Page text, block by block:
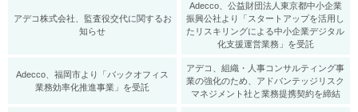
アデコ株式会社、監査役交代に関するお
知らせ
Adecco、公益財団法人東京都中小企業
振興公社より「スタートアップを活用し
たリスキリングによる中小企業デジタル
化支援運営業務」を受託
Adecco、福岡市より「バックオフィス
業務効率化推進事業」を受託
アデコ、組織・人事コンサルティング事
業の強化のため、アドバンテッジリスク
マネジメント社と業務提携契約を締結